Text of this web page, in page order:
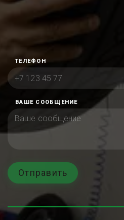
ТЕЛЕФОН
ВАШЕ СООБЩЕНИЕ
Отправить